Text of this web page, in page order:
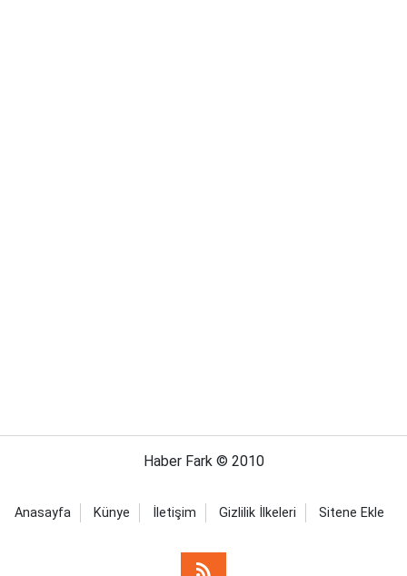
Haber Fark © 2010
Anasayfa Künye İletişim Gizlilik İlkeleri Sitene Ekle